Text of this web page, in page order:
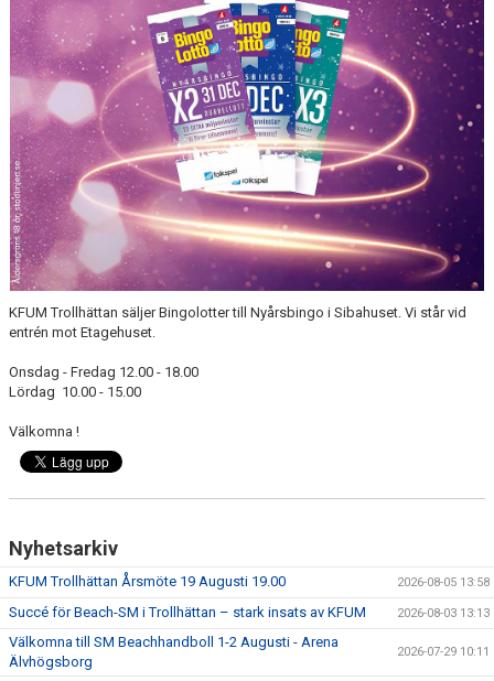
KALENDER
HEMMAMATCHER
BILDGALLERI
MATCHER
BLI MEDLEM
FÖRSÄKRING HANDBOLL
TRÄNINGSTID UNGDOM 2627
SPONSORPAKET
STYRELSEN
KFUM Trollhättan säljer Bingolotter till Nyårsbingo i Sibahuset. Vi står vid
entrén mot Etagehuset.
Onsdag - Fredag 12.00 - 18.00
Lördag 10.00 - 15.00
Välkomna !
Nyhetsarkiv
KFUM Trollhättan Årsmöte 19 Augusti 19.00 2026-08-05 13:58
Succé för Beach-SM i Trollhättan – stark insats av KFUM 2026-08-03 13:13
Välkomna till SM Beachhandboll 1-2 Augusti - Arena
Älvhögsborg
2026-07-29 10:11